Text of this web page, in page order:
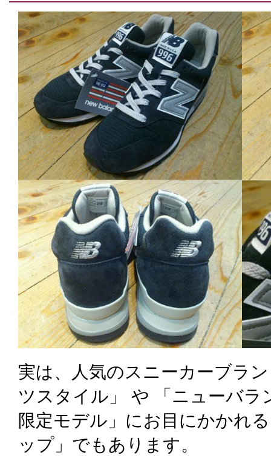
実は、人気のスニーカーブラ
ツスタイル」 や 「ニューバラ
限定モデル」にお目にかかれ
ップ」でもあります。